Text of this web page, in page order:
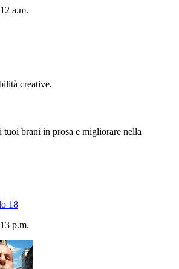
a.m.
creative.
tuoi brani in prosa e migliorare nella
18
p.m.